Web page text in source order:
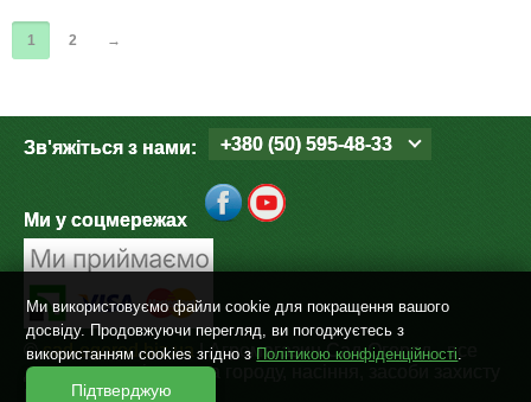
1 2 →
Зв'яжіться з нами: +380 (50) 595-48-33
Ми у соцмережах
©sad-ogorod.biz.ua | Агромагазин Сад-Огород - все
для дому, дачі, саду та городу, насіння, засоби захисту
рослин. 2004 - 2026
Ми використовуємо файли cookie для покращення вашого
досвіду. Продовжуючи перегляд, ви погоджуєтесь з
використанням cookies згідно з Політикою конфіденційності.
Підтверджую